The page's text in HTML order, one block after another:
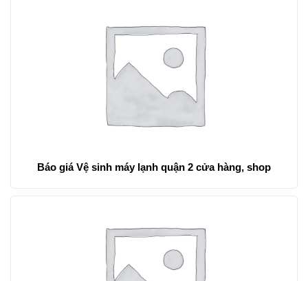
Báo giá Vệ sinh máy lạnh quận 2 cửa hàng, shop